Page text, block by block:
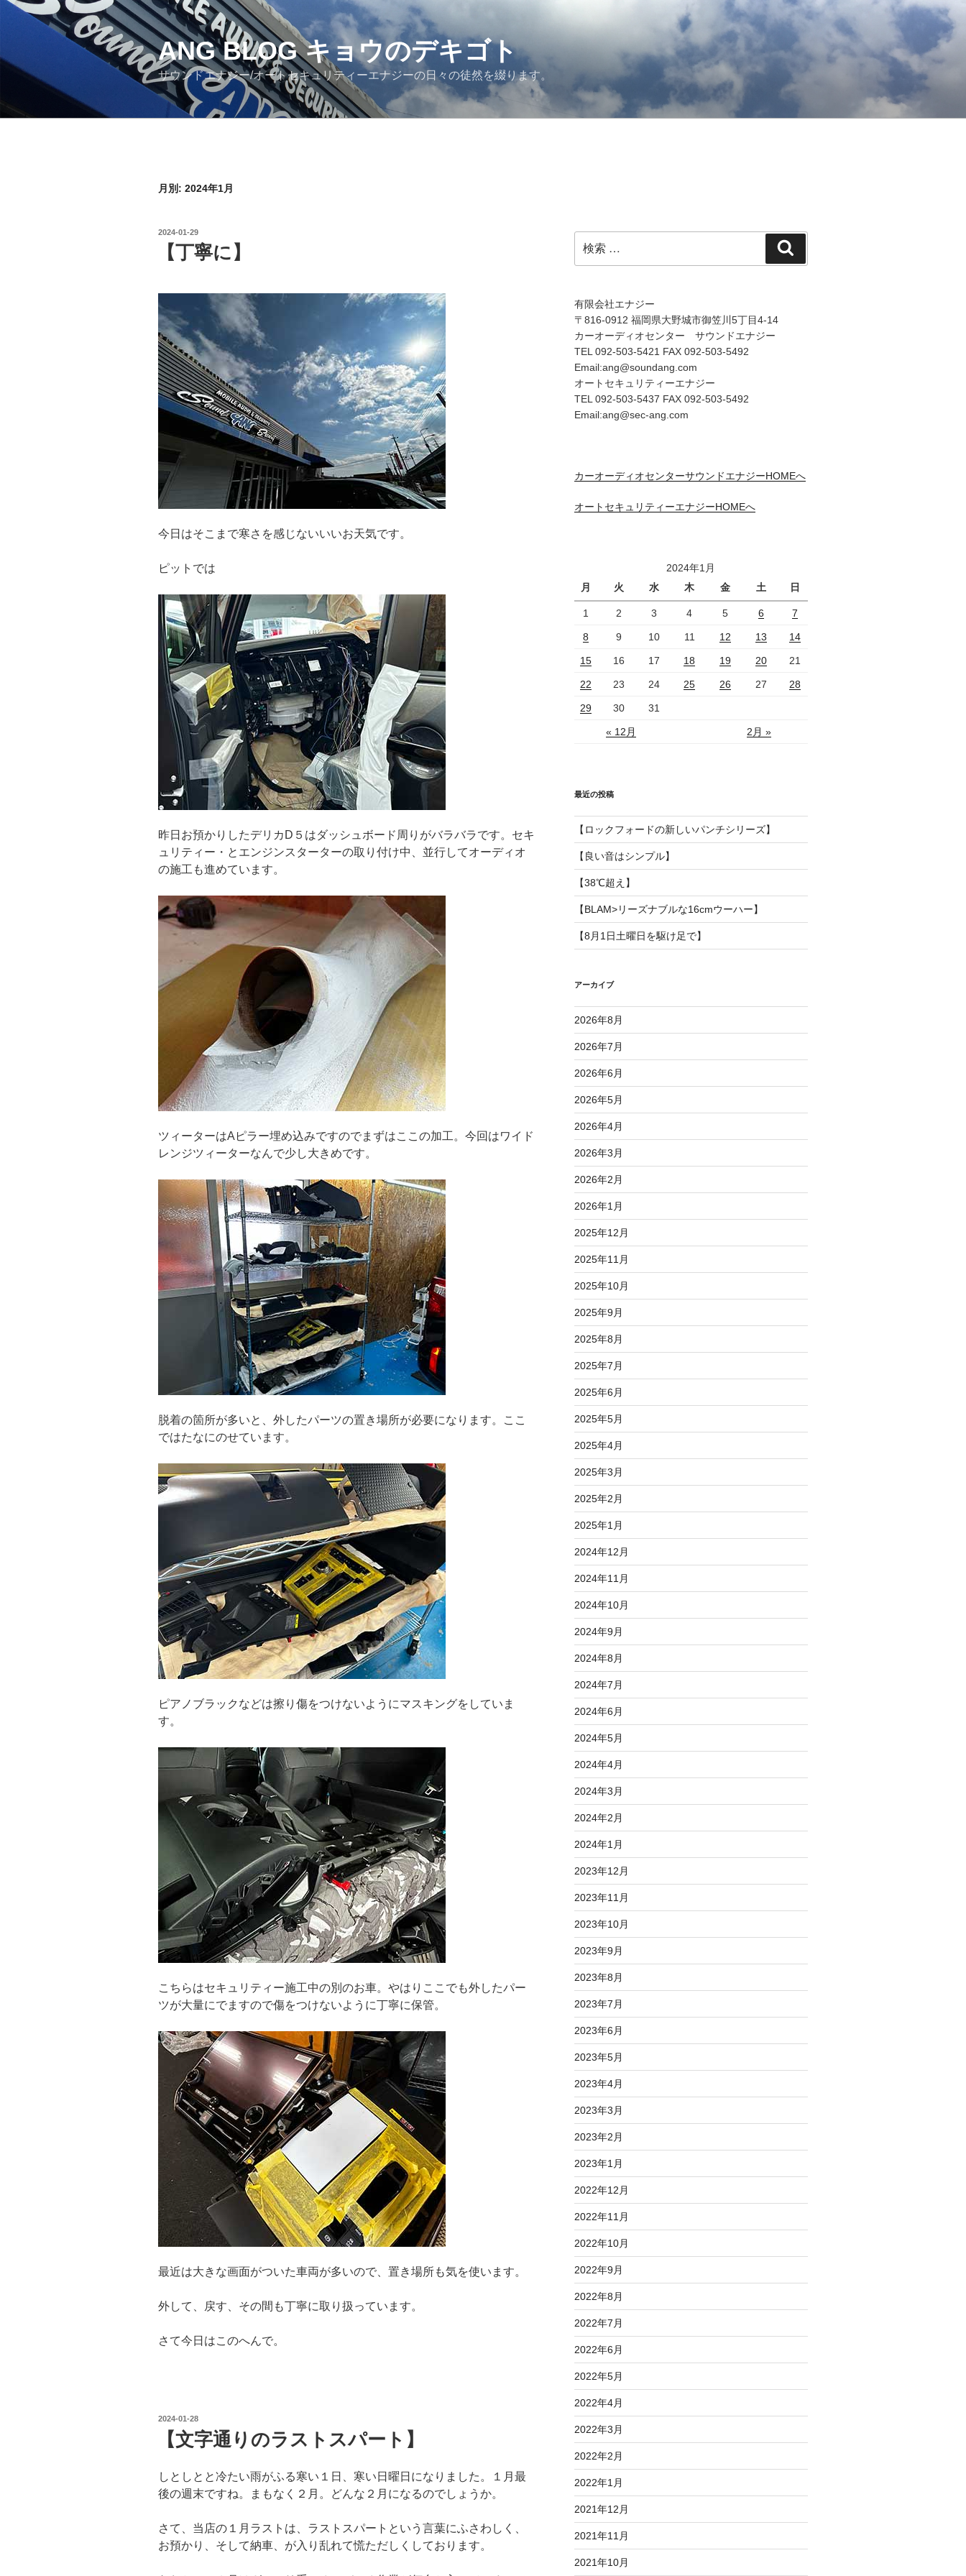
ン
ス
ANG BLOG キョウのデキゴト
サウンドエナジー/オートセキュリティーエナジーの日々の徒然を綴ります。
月別: 2024年1月
投
2024-01-29
【丁寧に】
今日はそこまで寒さを感じないいいお天気です。
ピットでは
昨日お預かりしたデリカD５はダッシュボード周りがバラバラです。セキ
ュリティー・とエンジンスターターの取り付け中、並行してオーディオ
の施工も進めています。
ツィーターはAピラー埋め込みですのでまずはここの加工。今回はワイド
レンジツィーターなんで少し大きめです。
脱着の箇所が多いと、外したパーツの置き場所が必要になります。ここ
ではたなにのせています。
ピアノブラックなどは擦り傷をつけないようにマスキングをしていま
す。
こちらはセキュリティー施工中の別のお車。やはりここでも外したパー
ツが大量にでますので傷をつけないように丁寧に保管。
最近は大きな画面がついた車両が多いので、置き場所も気を使います。
外して、戻す、その間も丁寧に取り扱っています。
さて今日はこのへんで。
投
2024-01-28
【文字通りのラストスパート】
しとしとと冷たい雨がふる寒い１日、寒い日曜日になりました。１月最
後の週末ですね。まもなく２月。どんな２月になるのでしょうか。
さて、当店の１月ラストは、ラストスパートという言葉にふさわしく、
お預かり、そして納車、が入り乱れて慌ただしくしております。
索:
索
有限会社エナジー
〒816-0912 福岡県大野城市御笠川5丁目4-14
カーオーディオセンター サウンドエナジー
TEL 092-503-5421 FAX 092-503-5492
Email:ang@soundang.com
オートセキュリティーエナジー
TEL 092-503-5437 FAX 092-503-5492
Email:ang@sec-ang.com
カーオーディオセンターサウンドエナジーHOMEへ
オートセキュリティーエナジーHOMEへ
2024年1月
月
火 水 木 金 土 日
« 12月 2月 »
1 2 3 4 5 6 7
8 9 10 11 12 13 14
15 16 17 18 19 20 21
22 23 24 25 26 27 28
29 30 31
最近の投稿
【ロックフォードの新しいパンチシリーズ】
【良い音はシンプル】
【38℃超え】
【BLAM>リーズナブルな16cmウーハー】
【8月1日土曜日を駆け足で】
アーカイブ
2026年8月
2026年7月
2026年6月
2026年5月
2026年4月
2026年3月
2026年2月
2026年1月
2025年12月
2025年11月
2025年10月
2025年9月
2025年8月
2025年7月
2025年6月
2025年5月
2025年4月
2025年3月
2025年2月
2025年1月
2024年12月
2024年11月
2024年10月
2024年9月
2024年8月
2024年7月
2024年6月
2024年5月
2024年4月
2024年3月
2024年2月
2024年1月
2023年12月
2023年11月
2023年10月
2023年9月
2023年8月
2023年7月
2023年6月
2023年5月
2023年4月
2023年3月
2023年2月
2023年1月
2022年12月
2022年11月
2022年10月
2022年9月
2022年8月
2022年7月
2022年6月
2022年5月
2022年4月
2022年3月
2022年2月
2022年1月
2021年12月
2021年11月
2021年10月